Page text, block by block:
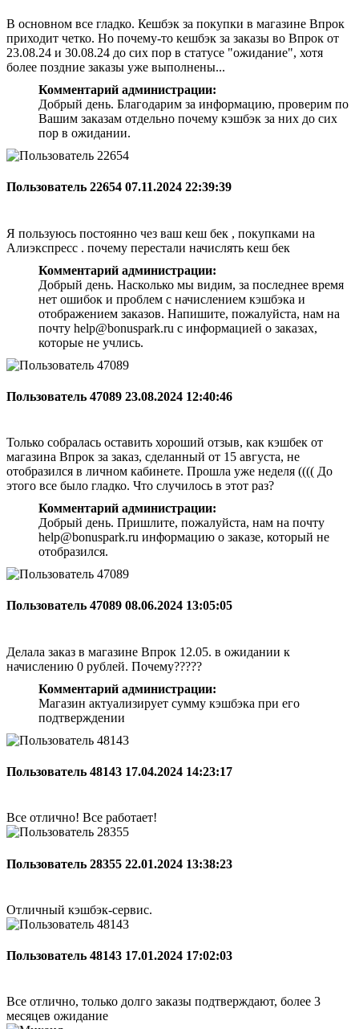
В основном все гладко. Кешбэк за покупки в магазине Впрок
приходит четко. Но почему-то кешбэк за заказы во Впрок от
23.08.24 и 30.08.24 до сих пор в статусе "ожидание", хотя
более поздние заказы уже выполнены...
Комментарий администрации:
Добрый день. Благодарим за информацию, проверим по
Вашим заказам отдельно почему кэшбэк за них до сих
пор в ожидании.
Пользователь 22654 07.11.2024 22:39:39
Я пользуюсь постоянно чез ваш кеш бек , покупками на
Алиэкспресс . почему перестали начислять кеш бек
Комментарий администрации:
Добрый день. Насколько мы видим, за последнее время
нет ошибок и проблем с начислением кэшбэка и
отображением заказов. Напишите, пожалуйста, нам на
почту help@bonuspark.ru с информацией о заказах,
которые не учлись.
Пользователь 47089 23.08.2024 12:40:46
Только собралась оставить хороший отзыв, как кэшбек от
магазина Впрок за заказ, сделанный от 15 августа, не
отобразился в личном кабинете. Прошла уже неделя (((( До
этого все было гладко. Что случилось в этот раз?
Комментарий администрации:
Добрый день. Пришлите, пожалуйста, нам на почту
help@bonuspark.ru информацию о заказе, который не
отобразился.
Пользователь 47089 08.06.2024 13:05:05
Делала заказ в магазине Впрок 12.05. в ожидании к
начислению 0 рублей. Почему?????
Комментарий администрации:
Магазин актуализирует сумму кэшбэка при его
подтверждении
Пользователь 48143 17.04.2024 14:23:17
Все отлично! Все работает!
Пользователь 28355 22.01.2024 13:38:23
Отличный кэшбэк-сервис.
Пользователь 48143 17.01.2024 17:02:03
Все отлично, только долго заказы подтверждают, более 3
месяцев ожидание